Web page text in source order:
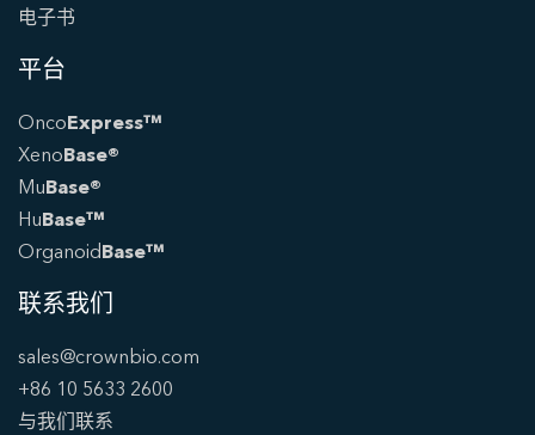
电子书
平台
OncoExpress™
XenoBase®
MuBase®
HuBase™
OrganoidBase™
联系我们
sales@crownbio.com
+86 10 5633 2600
与我们联系